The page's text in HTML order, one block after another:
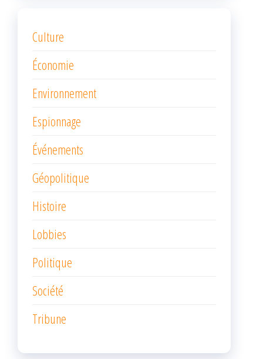
Culture
Économie
Environnement
Espionnage
Événements
Géopolitique
Histoire
Lobbies
Politique
Société
Tribune